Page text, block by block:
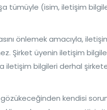
tümüyle (isim, iletişim
önlemek amacıyla,
Şirket üyenin iletişim
iletişim bilgileri derhal şirkete
gözükeceğinden kendisi